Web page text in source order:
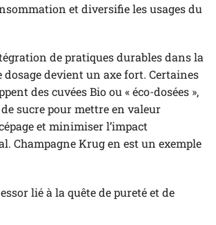
et diversifie les usages du
de pratiques durables dans la
devient un axe fort. Certaines
des cuvées Bio ou « éco-dosées »,
sucre pour mettre en valeur
et minimiser l’impact
Champagne Krug en est un exemple
lié à la quête de pureté et de